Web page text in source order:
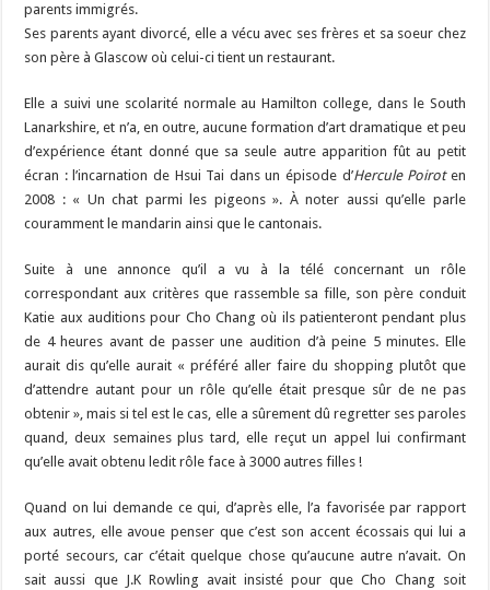
parents immigrés.
Ses parents ayant divorcé, elle a vécu avec ses frères et sa soeur chez
son père à Glascow où celui-ci tient un restaurant.
Elle a suivi une scolarité normale au Hamilton college, dans le South
Lanarkshire, et n’a, en outre, aucune formation d’art dramatique et peu
d’expérience étant donné que sa seule autre apparition fût au petit
écran : l’incarnation de Hsui Tai dans un épisode d’Hercule Poiroten
2008 : « Un chat parmi les pigeons ». À noter aussi qu’elle parle
couramment le mandarin ainsi que le cantonais.
Suite à une annonce qu’il a vu à la télé concernant un rôle
correspondant aux critères que rassemble sa fille, son père conduit
Katie aux auditions pour Cho Chang où ils patienteront pendant plus
de 4 heures avant de passer une audition d’à peine 5 minutes. Elle
aurait dis qu’elle aurait « préféré aller faire du shopping plutôt que
d’attendre autant pour un rôle qu’elle était presque sûr de ne pas
obtenir », mais si tel est le cas, elle a sûrement dû regretter ses paroles
quand, deux semaines plus tard, elle reçut un appel lui confirmant
qu’elle avait obtenu ledit rôle face à 3000 autres filles !
Quand on lui demande ce qui, d’après elle, l’a favorisée par rapport
aux autres, elle avoue penser que c’est son accent écossais qui lui a
porté secours, car c’était quelque chose qu’aucune autre n’avait. On
sait aussi que J.K Rowling avait insisté pour que Cho Chang soit